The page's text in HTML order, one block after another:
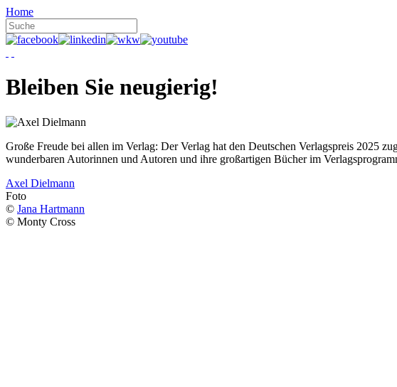
Home
Bleiben Sie neugierig!
Große Freude bei allen im Verlag: Der Verlag hat den Deutschen Verlagspreis 2025
wunderbaren Autorinnen und Autoren und ihre großartigen Bücher im
Axel Dielmann
Foto
© Jana Hartmann
© Monty Cross